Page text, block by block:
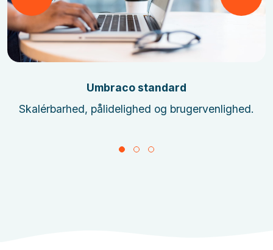
Læs mere
Umbraco standard
Skalérbarhed, pålidelighed og brugervenlighed.